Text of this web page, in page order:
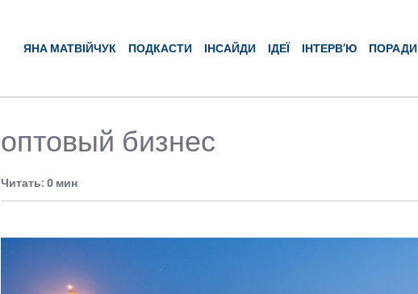
ЯНА МАТВІЙЧУК ПОДКАСТИ ІНСАЙДИ ІДЕЇ ІНТЕРВ’Ю ПОРАДИ
оптовый бизнес
Читать: 0 мин